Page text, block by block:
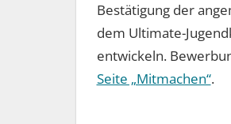
Bestätigung der
dem Ultimate-
entwickeln.
Seite „Mitmachen“.